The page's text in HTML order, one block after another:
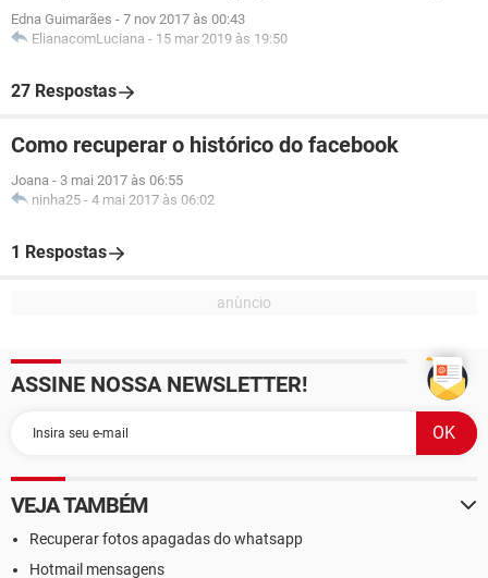
Edna Guimarães - 7 nov 2017 às 00:43
ElianacomLuciana - 15 mar 2019 às 19:50
27 Respostas
Como recuperar o histórico do facebook
Joana - 3 mai 2017 às 06:55
ninha25 - 4 mai 2017 às 06:02
1 Respostas
ASSINE NOSSA NEWSLETTER!
VEJA TAMBÉM
Recuperar fotos apagadas do whatsapp
Hotmail mensagens